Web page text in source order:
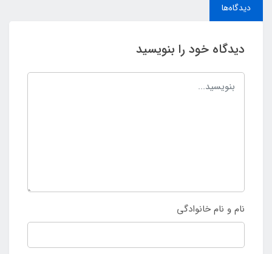
دیدگاه‌ها
دیدگاه خود را بنویسید
نام و نام خانوادگی